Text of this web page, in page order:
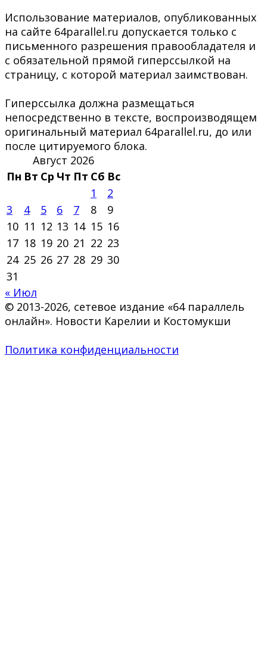
Использование материалов, опубликованных
на сайте 64parallel.ru допускается только с
письменного разрешения правообладателя и
с обязательной прямой гиперссылкой на
страницу, с которой материал заимствован.
Гиперссылка должна размещаться
непосредственно в тексте, воспроизводящем
оригинальный материал 64parallel.ru, до или
после цитируемого блока.
Август 2026
Пн Вт Ср Чт Пт Сб Вс
1
2
3
4 5 6 7 8
9
10 11 12 13 14 15 16
17 18 19 20 21 22 23
24 25 26 27 28 29 30
31
« Июл
© 2013-2026, сетевое издание «64 параллель
онлайн». Новости Карелии и Костомукши
Политика конфиденциальности